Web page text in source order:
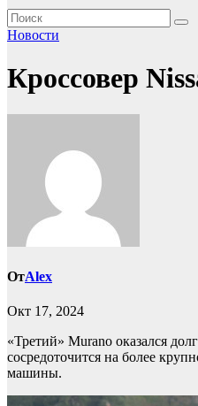
Новости
Кроссовер
ОтAlex
Окт 17, 2024
«Третий» Murano оказался
сосредоточится на более
машины.